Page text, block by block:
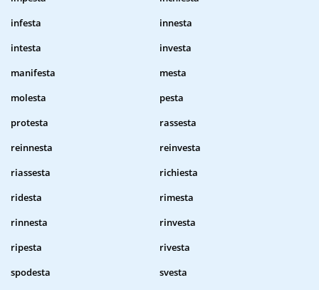
infesta
innesta
intesta
investa
manifesta
mesta
molesta
pesta
protesta
rassesta
reinnesta
reinvesta
riassesta
richiesta
ridesta
rimesta
rinnesta
rinvesta
ripesta
rivesta
spodesta
svesta